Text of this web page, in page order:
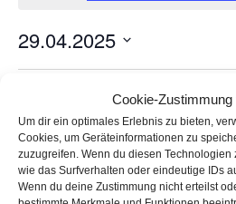
Cookie-Zustimmung
Um dir ein optimales Erlebnis zu bieten,
Cookies, um Geräteinformationen zu
zuzugreifen. Wenn du diesen Technologien
wie das Surfverhalten oder eindeutige IDs
Wenn du deine Zustimmung nicht erteilst
29.04.2025
Datum
Kalender